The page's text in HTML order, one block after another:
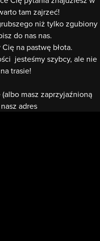
tam zajrzeć!
niż tylko zgubiony
do nas nas.
na pastwę błota.
jesteśmy szybcy, ale nie
trasie!
masz zaprzyjaźnioną
adres